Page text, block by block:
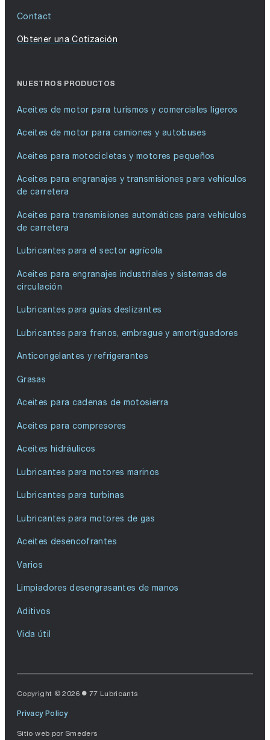
Contact
Obtener una Cotización
NUESTROS PRODUCTOS
Aceites de motor para turismos y comerciales ligeros
Aceites de motor para camiones y autobuses
Aceites para motocicletas y motores pequeños
Aceites para engranajes y transmisiones para vehículos
de carretera
Aceites para transmisiones automáticas para vehículos
de carretera
Lubricantes para el sector agrícola
Aceites para engranajes industriales y sistemas de
circulación
Lubricantes para guías deslizantes
Lubricantes para frenos, embrague y amortiguadores
Anticongelantes y refrigerantes
Grasas
Aceites para cadenas de motosierra
Aceites para compresores
Aceites hidráulicos
Lubricantes para motores marinos
Lubricantes para turbinas
Lubricantes para motores de gas
Aceites desencofrantes
Varios
Limpiadores desengrasantes de manos
Aditivos
Vida útil
Copyright © 2026 77 Lubricants
Privacy Policy
Sitio web por Smeders